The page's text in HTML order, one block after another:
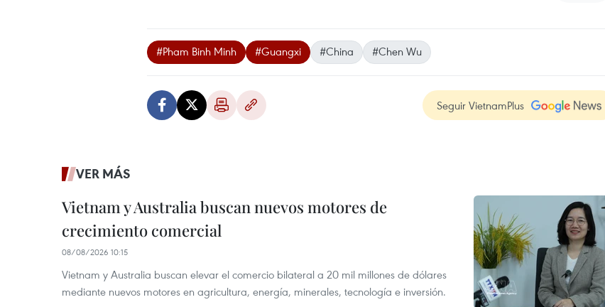
#Pham Binh Minh #Guangxi #China #Chen Wu
Seguir VietnamPlus
VER MÁS
Vietnam y Australia buscan nuevos motores de
crecimiento comercial
08/08/2026 10:15
Vietnam y Australia buscan elevar el comercio bilateral a 20 mil millones de dólares
mediante nuevos motores en agricultura, energía, minerales, tecnología e inversión.